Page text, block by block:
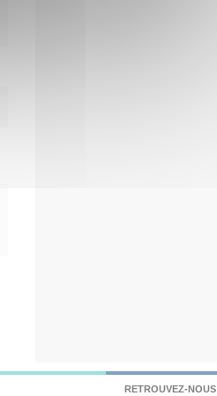
RETROUVEZ-NOUS